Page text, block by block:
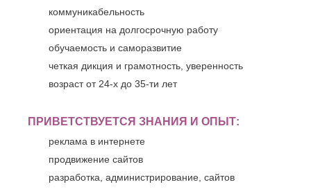
коммуникабельность
ориентация на долгосрочную работу
обучаемость и саморазвитие
четкая дикция и грамотность, уверенность
возраст от 24-х до 35-ти лет
ПРИВЕТСТВУЕТСЯ ЗНАНИЯ И ОПЫТ:
реклама в интернете
продвижение сайтов
разработка, администрирование, сайтов